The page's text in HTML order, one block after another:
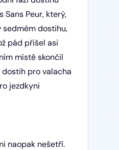
Peur, který,
sedmém dostihu,
pád přišel asi
místě skončil
dostih pro valacha
jezdkyni
naopak nešetří.